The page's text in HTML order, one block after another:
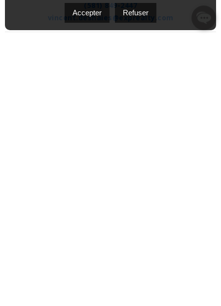
(581) 849-2447
vincent.deshaies@exprealty.com
Accepter Refuser